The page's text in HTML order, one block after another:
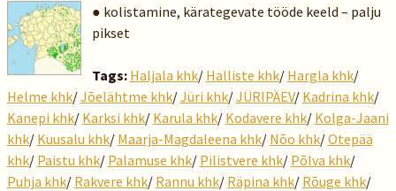
● kolistamine, kärategevate tööde keeld – palju
pikset
Tags: Haljala khk/ Halliste khk/ Hargla khk/
Helme khk/Jõelähtme khk/Jüri khk/JÜRIPÄEV/ Kadrina khk/
Kanepi khk/ Karksi khk/ Karula khk/ Kodavere khk/ Kolga-Jaani
khk/ Kuusalu khk/ Maarja-Magdaleena khk/ Nõo khk/Otepää
khk/ Paistu khk/ Palamuse khk/ Pilistvere khk/ Põlva khk/
Puhja khk/ Rakvere khk/ Rannu khk/ Räpina khk/ Rõuge khk/